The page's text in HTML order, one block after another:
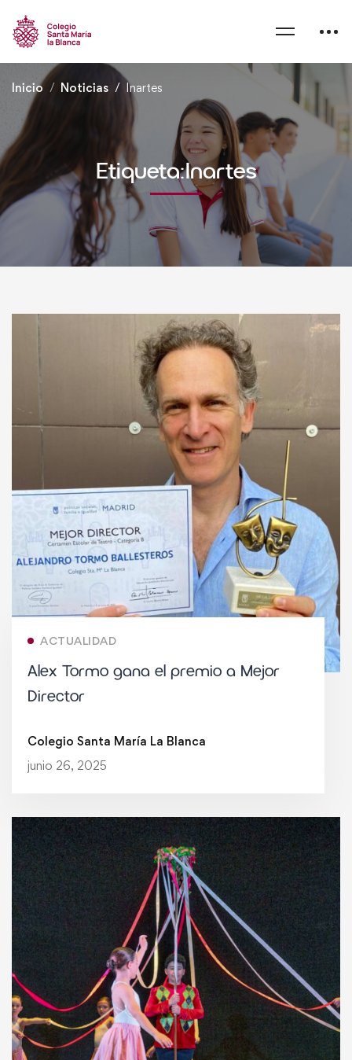
Inicio Noticias Inartes
Etiqueta:Inartes
ACTUALIDAD
Alex Tormo gana el premio a Mejor
Director
Colegio Santa María La Blanca
junio 26, 2025